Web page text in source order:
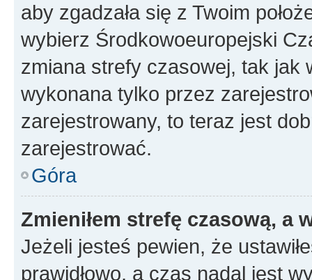
aby zgadzała się z Twoim
wybierz Środkowoeuropejski
zmiana strefy czasowej, tak jak
wykonana tylko przez
zarejestrowany, to teraz jest
zarejestrować.
Góra
Zmieniłem strefę czasową, a
Jeżeli jesteś pewien, że
prawidłowo, a czas nadal jest